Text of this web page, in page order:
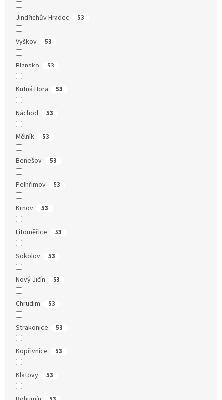
Jindřichův Hradec 53
Vyškov 53
Blansko 53
Kutná Hora 53
Náchod 53
Mělník 53
Benešov 53
Pelhřimov 53
Krnov 53
Litoměřice 53
Sokolov 53
Nový Jičín 53
Chrudim 53
Strakonice 53
Kopřivnice 53
Klatovy 53